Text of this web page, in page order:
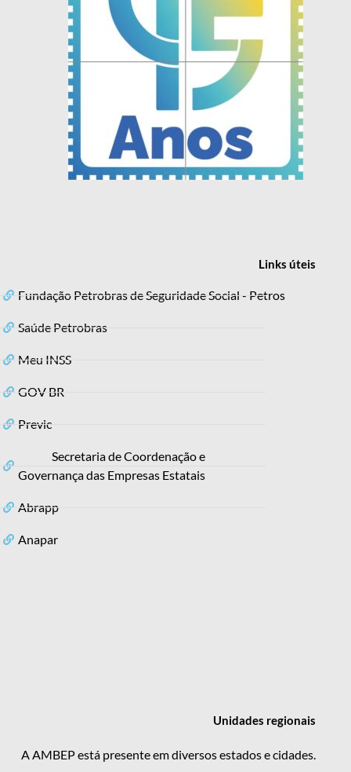
Linksúteis
Fundação Petrobras de Seguridade Social - Petros
Saúde Petrobras
Meu INSS
GOV BR
Previc
Secretaria de Coordenação e
Governança das Empresas Estatais
Abrapp
Anapar
Unidades regionais
A AMBEP está presente em diversos estados e cidades.